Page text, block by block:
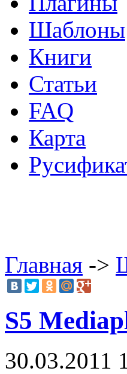
Шаблоны
Книги
Статьи
FAQ
Карта
Главная ->
S5
30.03.2011